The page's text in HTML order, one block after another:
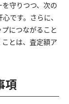
守りつつ、次の
です。さらに、
につながること
とは、査定額ア
項